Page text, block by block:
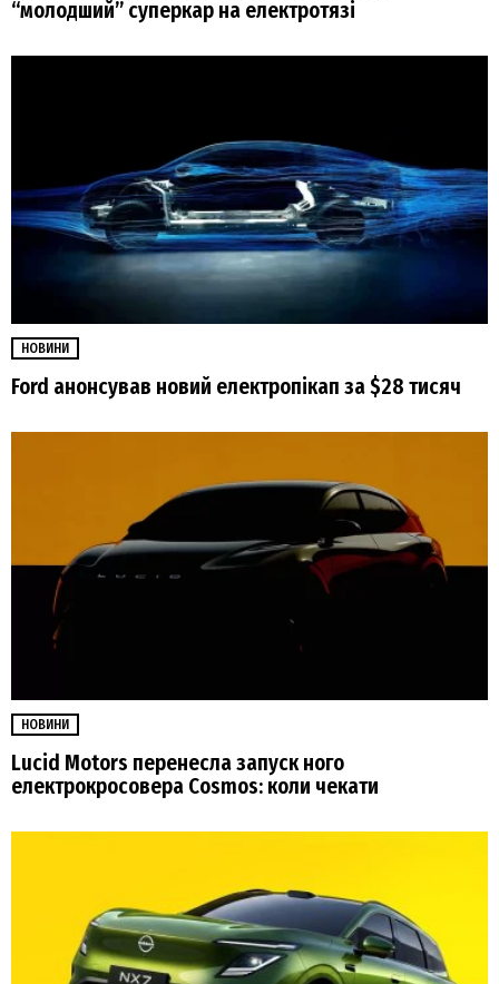
“молодший” суперкар на електротязі
НОВИНИ
Ford анонсував новий електропікап за $28 тисяч
НОВИНИ
Lucid Motors перенесла запуск ного
електрокросовера Cosmos: коли чекати